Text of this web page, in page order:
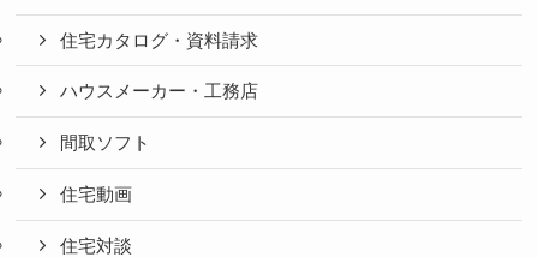
住宅カタログ・資料請求
ハウスメーカー・工務店
間取ソフト
住宅動画
住宅対談